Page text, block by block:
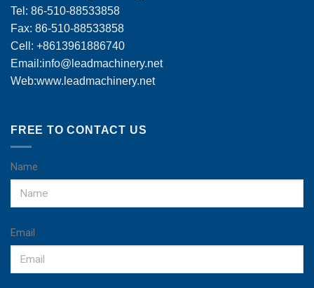
Tel: 86-510-88533858
Fax: 86-510-88533858
Cell: +8613961886740
Email:info@leadmachinery.net
Web:www.leadmachinery.net
FREE TO CONTACT US
Name
Email